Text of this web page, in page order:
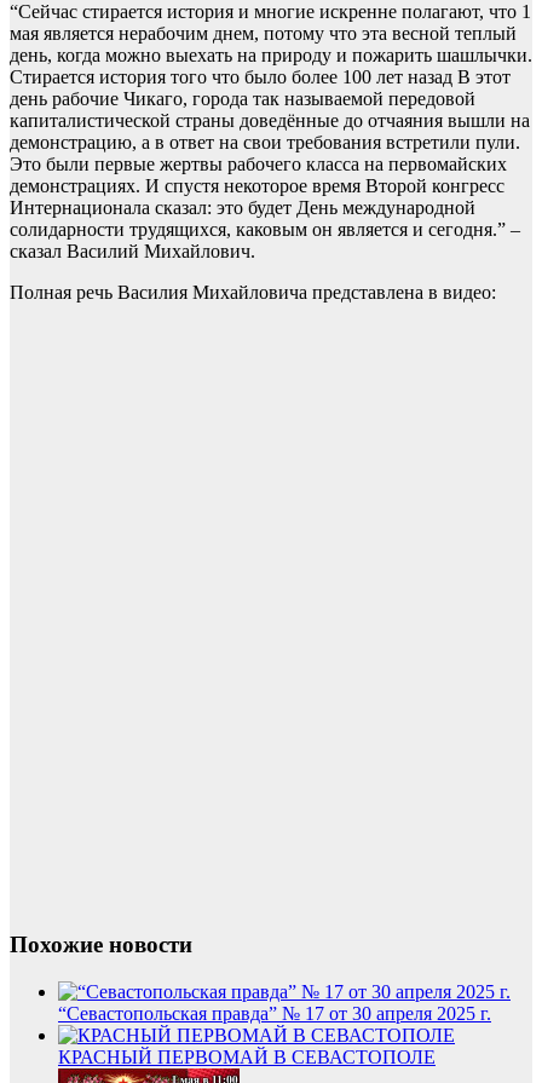
“Сейчас стирается история и многие искренне полагают, что 1
мая является нерабочим днем, потому что эта весной теплый
день, когда можно выехать на природу и пожарить шашлычки.
Стирается история того что было более 100 лет назад В этот
день рабочие Чикаго, города так называемой передовой
капиталистической страны доведённые до отчаяния вышли на
демонстрацию, а в ответ на свои требования встретили пули.
Это были первые жертвы рабочего класса на первомайских
демонстрациях. И спустя некоторое время Второй конгресс
Интернационала сказал: это будет День международной
солидарности трудящихся, каковым он является и сегодня.” –
сказал Василий Михайлович.
Полная речь Василия Михайловича представлена в видео:
Похожие новости
“Севастопольская правда” № 17 от 30 апреля 2025 г.
КРАСНЫЙ ПЕРВОМАЙ В СЕВАСТОПОЛЕ